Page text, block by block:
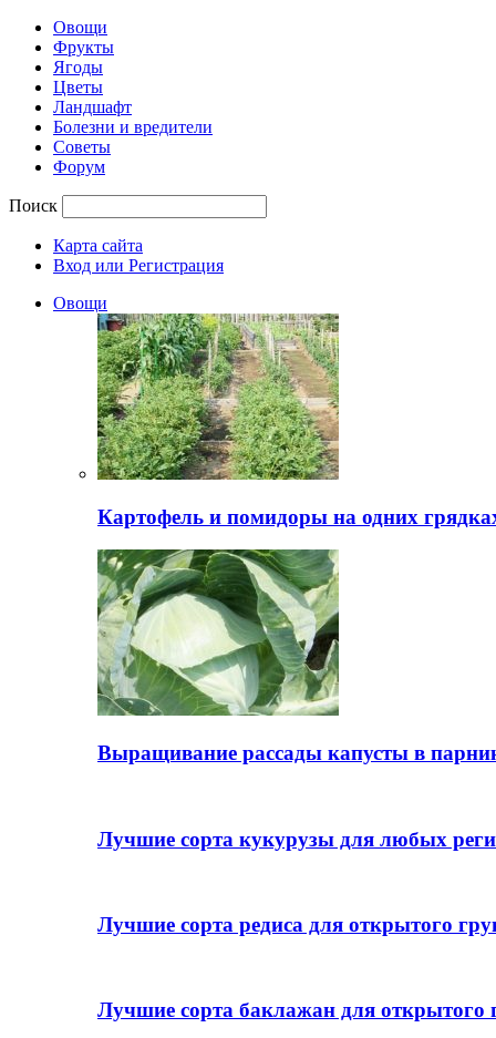
Овощи
Фрукты
Ягоды
Цветы
Ландшафт
Болезни и вредители
Советы
Форум
Поиск
Карта сайта
Вход или Регистрация
Овощи
Картофель и помидоры на одних
Выращивание рассады капусты в
Лучшие сорта кукурузы для любых
Лучшие сорта редиса для открытого
Лучшие сорта баклажан для открытого